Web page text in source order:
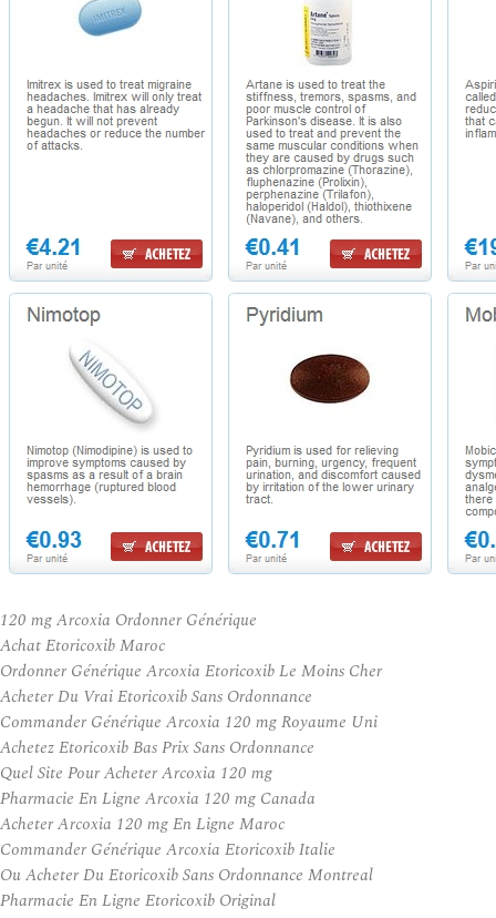
120 mg Arcoxia Ordonner Générique
Achat Etoricoxib Maroc
Ordonner Générique Arcoxia Etoricoxib Le Moins Cher
Acheter Du Vrai Etoricoxib Sans Ordonnance
Commander Générique Arcoxia 120 mg Royaume Uni
Achetez Etoricoxib Bas Prix Sans Ordonnance
Quel Site Pour Acheter Arcoxia 120 mg
Pharmacie En Ligne Arcoxia 120 mg Canada
Acheter Arcoxia 120 mg En Ligne Maroc
Commander Générique Arcoxia Etoricoxib Italie
Ou Acheter Du Etoricoxib Sans Ordonnance Montreal
Pharmacie En Ligne Etoricoxib Original